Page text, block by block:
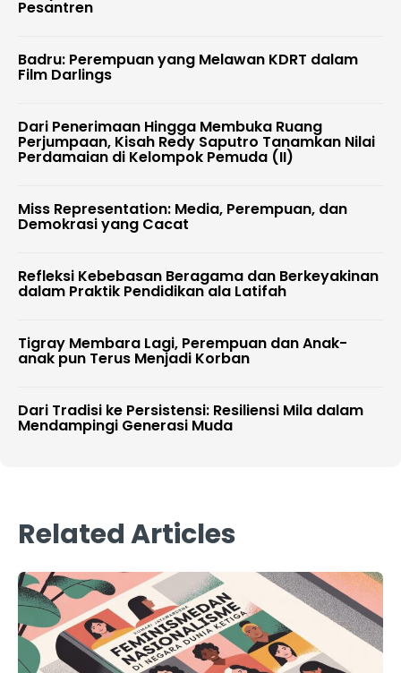
Pesantren
Badru: Perempuan yang Melawan KDRT dalam
Film Darlings
Dari Penerimaan Hingga Membuka Ruang
Perjumpaan, Kisah Redy Saputro Tanamkan Nilai
Perdamaian di Kelompok Pemuda (II)
Miss Representation: Media, Perempuan, dan
Demokrasi yang Cacat
Refleksi Kebebasan Beragama dan Berkeyakinan
dalam Praktik Pendidikan ala Latifah
Tigray Membara Lagi, Perempuan dan Anak-
anak pun Terus Menjadi Korban
Dari Tradisi ke Persistensi: Resiliensi Mila dalam
Mendampingi Generasi Muda
Related Articles